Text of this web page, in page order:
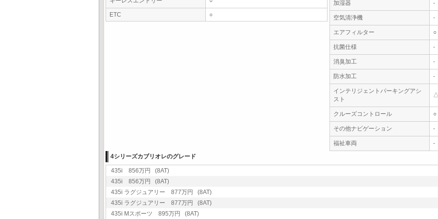
ETC ○
加湿器 -
空気清浄機 -
エアフィルター ○
抗菌仕様 -
消臭加工 -
防水加工 -
インテリジェントパーキングアシ
スト
クルーズコントロール ○
その他ナビゲーション -
福祉車両
-
4シリーズカブリオレのグレード
435i 856万円 (8AT)
435i 856万円 (8AT)
435i ラグジュアリー 877万円 (8AT)
435i ラグジュアリー 877万円 (8AT)
435i Mスポーツ 895万円 (8AT)